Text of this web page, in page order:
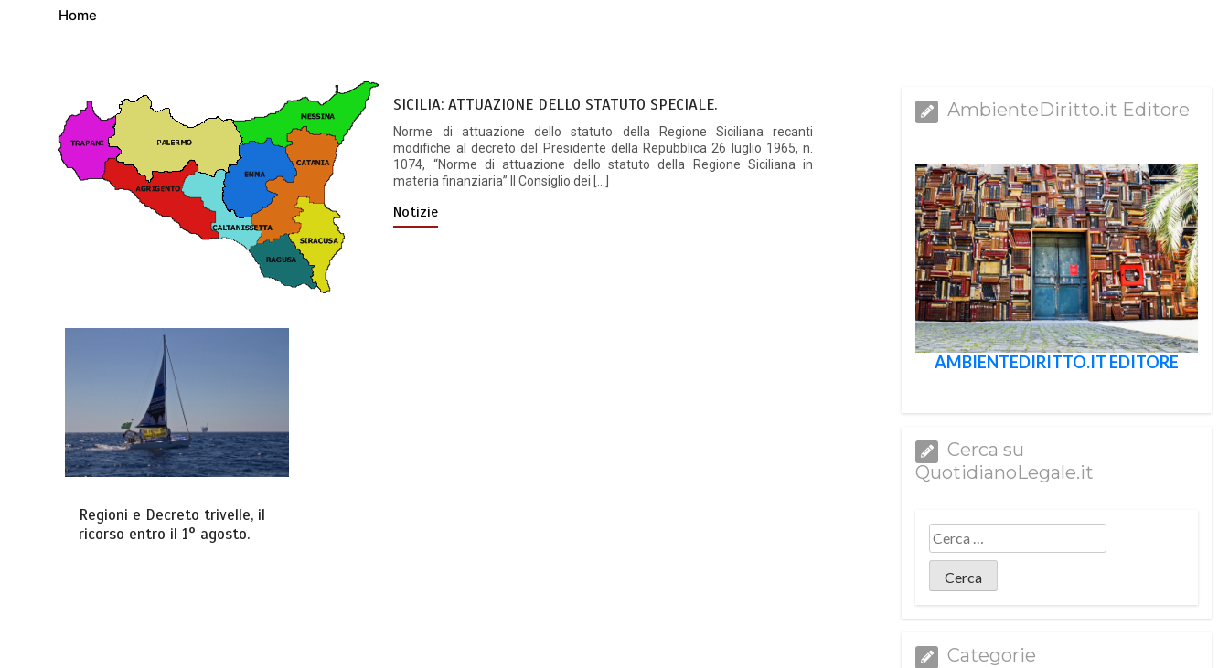
Home
SICILIA: ATTUAZIONE DELLO STATUTO SPECIALE.
Norme di attuazione dello statuto della Regione Siciliana recanti
modifiche al decreto del Presidente della Repubblica 26 luglio 1965, n.
1074, “Norme di attuazione dello statuto della Regione Siciliana in
materia finanziaria” Il Consiglio dei […]
Notizie
Regioni e Decreto trivelle, il
ricorso entro il 1° agosto.
AmbienteDiritto.it Editore
AMBIENTEDIRITTO.IT EDITORE
Cerca su
QuotidianoLegale.it
Categorie